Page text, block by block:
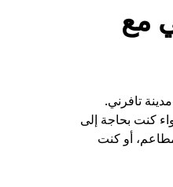
مع
تافرني.
بمدة تصل إلى 30 يوماً، سواء كنت بحاجة إلى
أو كنت